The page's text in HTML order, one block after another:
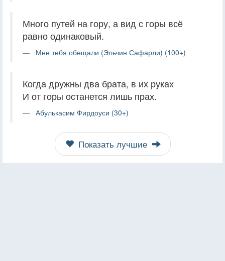
Много путей на гору, а вид с горы всё
равно одинаковый.
Мне тебя обещали (Эльчин Сафарли) (100+)
Когда дружны два брата, в их руках
И от горы останется лишь прах.
Абулькасим Фирдоуси (30+)
Показать лучшие